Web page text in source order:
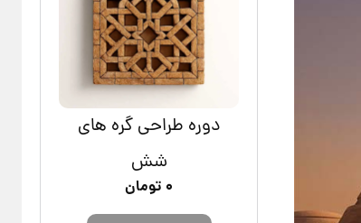
دوره طراحی گره های
شش
۰ تومان